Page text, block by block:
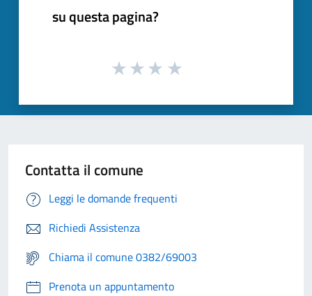
su questa pagina?
Contatta il comune
Leggi le domande frequenti
Richiedi Assistenza
Chiama il comune 0382/69003
Prenota un appuntamento